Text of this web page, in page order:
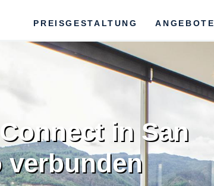
PREISGESTALTUNG ANGEBOTE
in San
verbunden